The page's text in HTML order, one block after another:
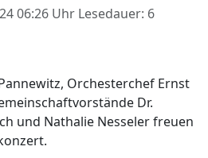
06:26 Uhr Lesedauer: 6
Orchesterchef Ernst
Dr.
und Nathalie Nesseler freuen